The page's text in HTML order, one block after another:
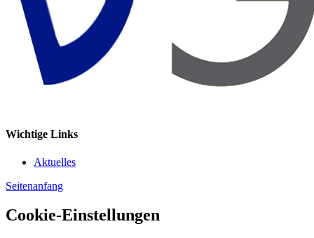
Wichtige Links
Aktuelles
Seitenanfang
Cookie-Einstellungen